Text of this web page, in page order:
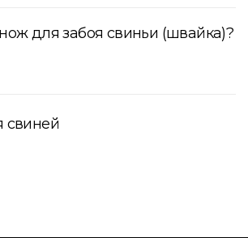
для забоя свиньи (швайка)?
свиней